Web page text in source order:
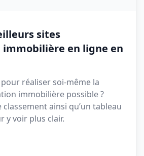
sites
immobilière en ligne en
réaliser soi-même la
immobilière possible ?
ainsi qu’un tableau
y voir plus clair.